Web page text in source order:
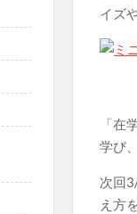
イズ
「在
学び
次回
え方